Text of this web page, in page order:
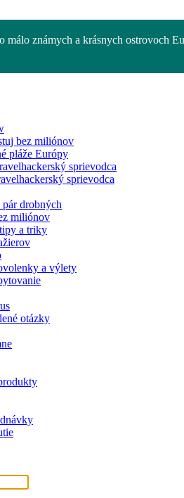
o málo známych a krásnych ostrovoch
bez miliónov
pláže Európy
sprievodca
sprievodca
pár drobných
miliónov
a triky
a výlety
otázky